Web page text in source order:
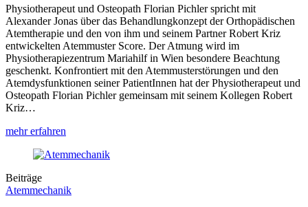
Physiotherapeut und Osteopath Florian Pichler spricht mit
Alexander Jonas über das Behandlungkonzept der Orthopädischen
Atemtherapie und den von ihm und seinem Partner Robert Kriz
entwickelten Atemmuster Score. Der Atmung wird im
Physiotherapiezentrum Mariahilf in Wien besondere Beachtung
geschenkt. Konfrontiert mit den Atemmusterstörungen und den
Atemdysfunktionen seiner PatientInnen hat der Physiotherapeut und
Osteopath Florian Pichler gemeinsam mit seinem Kollegen Robert
Kriz…
mehr erfahren
Beiträge
Atemmechanik